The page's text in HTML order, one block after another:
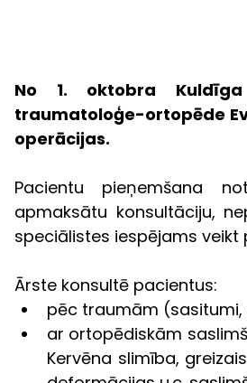
No 1. oktobra
traumatoloģe-ortopēde
operācijas.
Pacientu pieņemšana
apmaksātu konsultāciju,
speciālistes iespējams veikt
Ārste konsultē pacientus:
pēc traumām (sasitumi,
ar ortopēdiskām
Kervēna slimība,